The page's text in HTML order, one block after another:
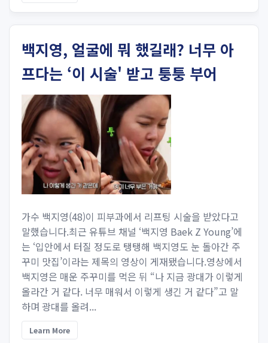
백지영, 얼굴에 뭐 했길래? 너무 아
프다는 ‘이 시술' 받고 퉁퉁 부어
가수 백지영(48)이 피부과에서 리프팅 시술을 받았다고
말했습니다.최근 유튜브 채널 ‘백지영 Baek Z Young’에
는 ‘입안에서 터질 정도로 탱탱해 백지영도 눈 돌아간 주
꾸미 맛집’이라는 제목의 영상이 게재됐습니다.영상에서
백지영은 매운 주꾸미를 먹은 뒤 “나 지금 광대가 이렇게
올라간 거 같다. 너무 매워서 이렇게 생긴 거 같다”고 말
하며 광대를 올려...
Learn More